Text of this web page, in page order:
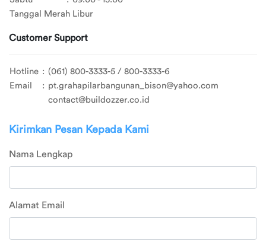
Tentang
Konfirmasi
Pembayaran
FAQ
Point
Function: view
Line: 599
Function: display
Line: 289
Point
Tanggal Merah Libur
Customer Support
Hotline : (061) 800-3333-5 / 800-3333-6
Email
: pt.grahapilarbangunan_bison@yahoo.com
contact@buildozzer.co.id
Kirimkan Pesan Kepada Kami
Nama Lengkap
Alamat Email